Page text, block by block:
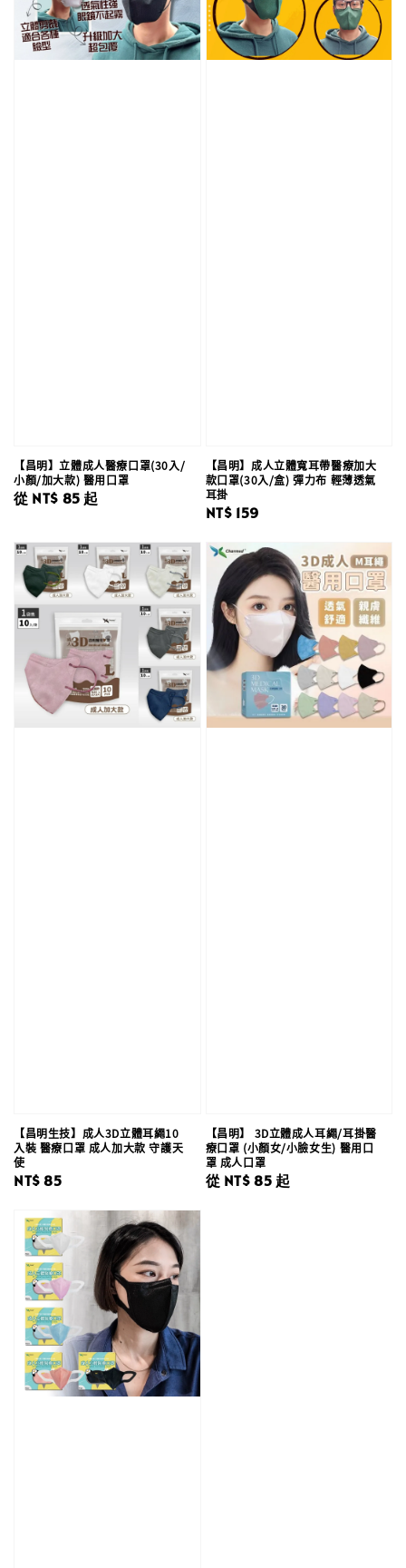
【昌明】立體成人醫療口罩(30入/
小顏/加大款) 醫用口罩
Regular
從 NT$ 85 起
【昌明】成人立體寬耳帶醫療加大
款口罩(30入/盒) 彈力布 輕薄透氣
耳掛
Regular
NT$ 159
【昌明生技】成人3D立體耳繩10
入裝 醫療口罩 成人加大款 守護天
使
Regular
NT$ 85
【昌明】 3D立體成人耳繩/耳掛醫
療口罩 (小顏女/小臉女生) 醫用口
罩 成人口罩
Regular
從 NT$ 85 起